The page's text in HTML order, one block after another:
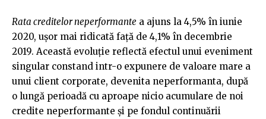
Rata creditelor neperformante a ajuns la 4,5% în iunie
2020, ușor mai ridicată față de 4,1% în decembrie
2019. Această evoluție reflectă efectul unui eveniment
singular constand intr-o expunere de valoare mare a
unui client corporate, devenita neperformanta, după
o lungă perioadă cu aproape nicio acumulare de noi
credite neperformante și pe fondul continuării